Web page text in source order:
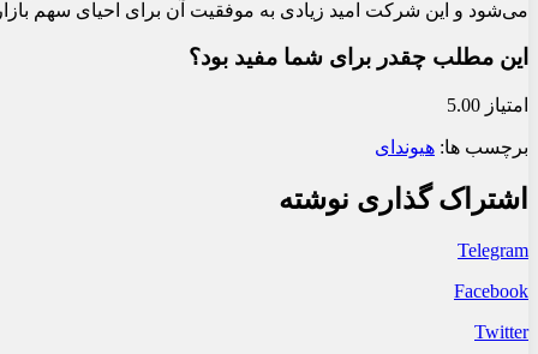
می‌شود و این شرکت امید زیادی به موفقیت آن برای احیای سهم
این مطلب چقدر برای شما مفید بود؟
امتیاز 5.00
برچسب ها: هیوندای
اشتراک گذاری نوشته
Telegram
Facebook
Twitter